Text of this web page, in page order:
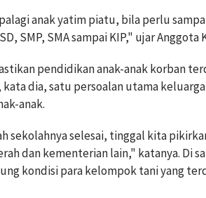
anak yatim piatu, bila perlu
SMP, SMA sampai KIP," ujar Anggota
pendidikan anak-anak korban
dia, satu persoalan utama
anak.
sekolahnya selesai, tinggal kita
dan kementerian lain," katanya. Di
kondisi para kelompok tani yang